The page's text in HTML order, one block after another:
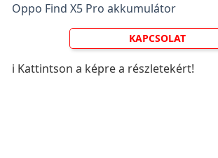
Oppo Find X5 Pro akkumulátor
KAPCSOLAT
ℹ️ Kattintson a képre a részletekért!